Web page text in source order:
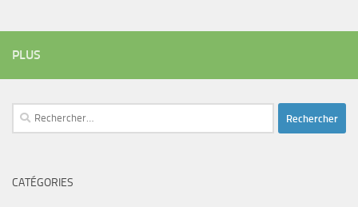
PLUS
Rechercher :
CATÉGORIES